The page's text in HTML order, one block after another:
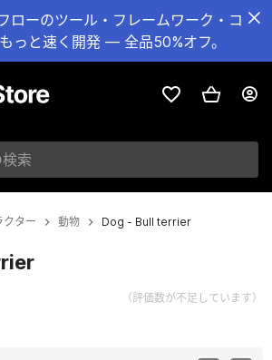
ローのツール・フレームワーク・コ
っと速く開発 — 全品50%オフ。
クター 動物 Dog - Bull terrier
（評価数が不足しています）